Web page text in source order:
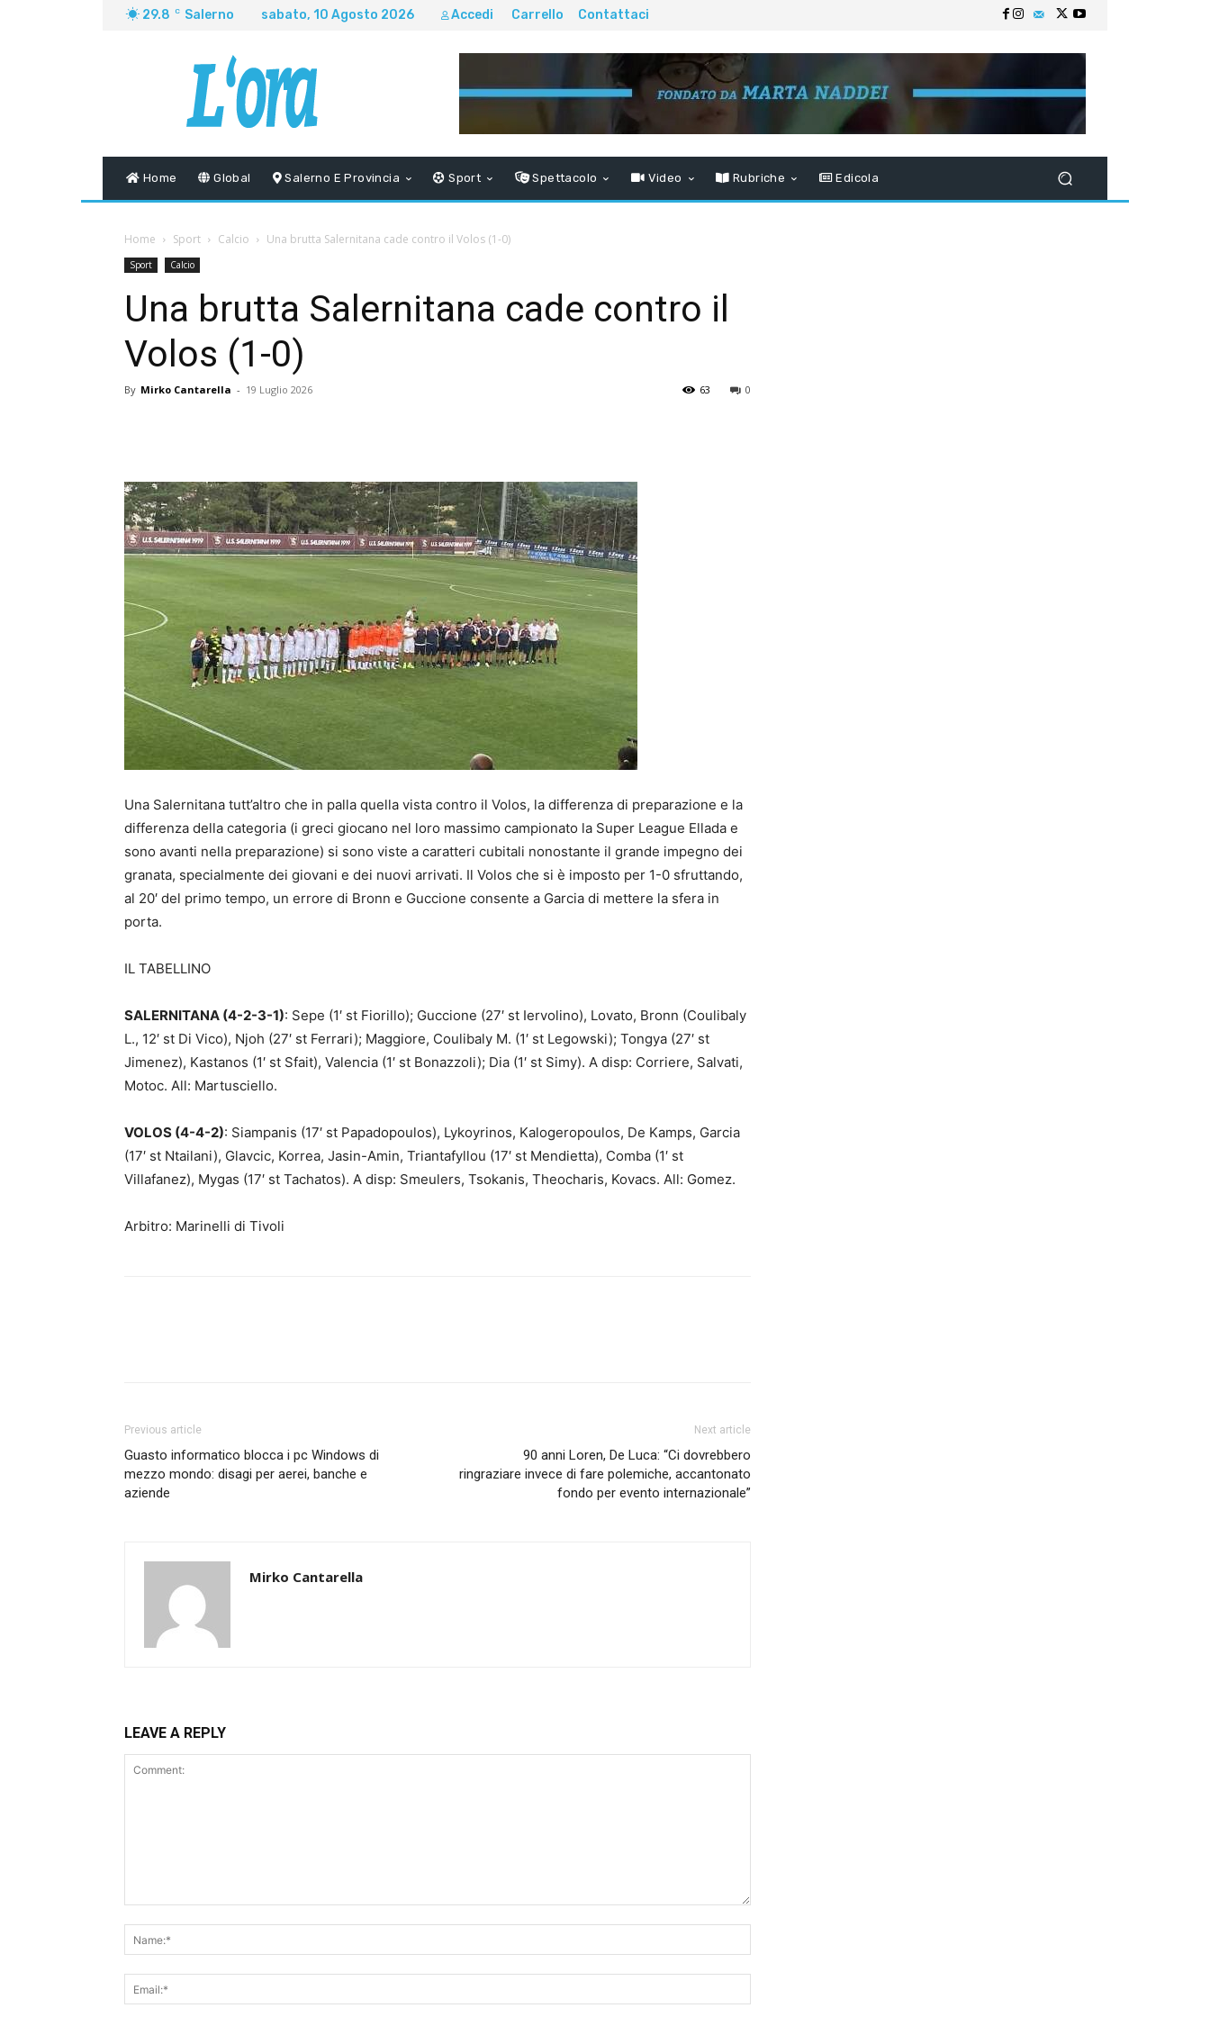
29.8 C Salerno sabato, 10 Agosto 2026 Accedi Carrello Contattaci
Home Global Salerno E Provincia Sport Spettacolo Video Rubriche Edicola
Home Sport Calcio Una brutta Salernitana cade contro il Volos (1-0)
Sport Calcio
Una brutta Salernitana cade contro il
Volos (1-0)
By Mirko Cantarella - 19 Luglio 2026 0
63
Una Salernitana tutt’altro che in palla quella vista contro il Volos, la differenza di preparazione e la
differenza della categoria (i greci giocano nel loro massimo campionato la Super League Ellada e
sono avanti nella preparazione) si sono viste a caratteri cubitali nonostante il grande impegno dei
granata, specialmente dei giovani e dei nuovi arrivati. Il Volos che si è imposto per 1-0 sfruttando,
al 20′ del primo tempo, un errore di Bronn e Guccione consente a Garcia di mettere la sfera in
porta.
IL TABELLINO
SALERNITANA (4-2-3-1): Sepe (1′ st Fiorillo); Guccione (27′ st Iervolino), Lovato, Bronn (Coulibaly
L., 12′ st Di Vico), Njoh (27′ st Ferrari); Maggiore, Coulibaly M. (1′ st Legowski); Tongya (27′ st
Jimenez), Kastanos (1′ st Sfait), Valencia (1′ st Bonazzoli); Dia (1′ st Simy). A disp: Corriere, Salvati,
Motoc. All: Martusciello.
VOLOS (4-4-2): Siampanis (17′ st Papadopoulos), Lykoyrinos, Kalogeropoulos, De Kamps, Garcia
(17′ st Ntailani), Glavcic, Korrea, Jasin-Amin, Triantafyllou (17′ st Mendietta), Comba (1′ st
Villafanez), Mygas (17′ st Tachatos). A disp: Smeulers, Tsokanis, Theocharis, Kovacs. All: Gomez.
Arbitro: Marinelli di Tivoli
Previous article
Guasto informatico blocca i pc Windows di
mezzo mondo: disagi per aerei, banche e
aziende
Next article
90 anni Loren, De Luca: “Ci dovrebbero
ringraziare invece di fare polemiche, accantonato
fondo per evento internazionale”
Mirko Cantarella
LEAVE A REPLY